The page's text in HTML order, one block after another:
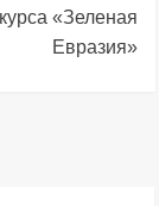
«Зеленая
Евразия»